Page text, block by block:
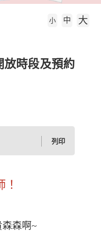
小 中 大
放時段及預約
列印
森啊~